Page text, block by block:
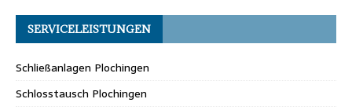
SERVICELEISTUNGEN
Schließanlagen Plochingen
Schlosstausch Plochingen